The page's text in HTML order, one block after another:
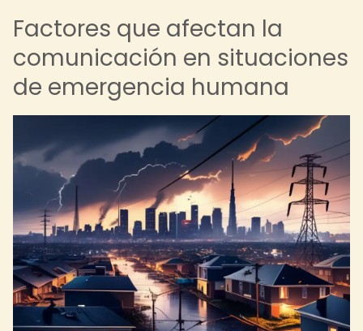
Factores que afectan la
comunicación en situaciones
de emergencia humana